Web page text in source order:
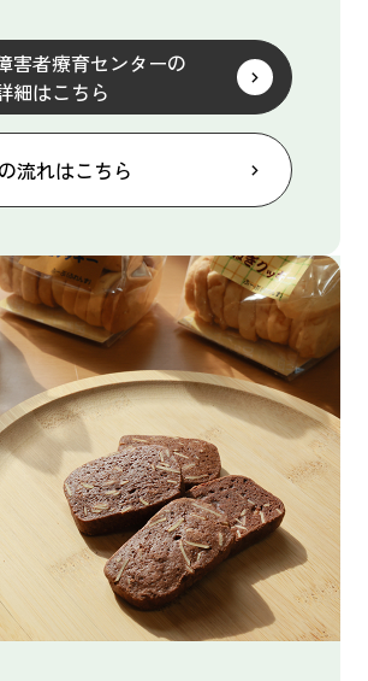
害者療育センターの
細はこちら
流れはこちら